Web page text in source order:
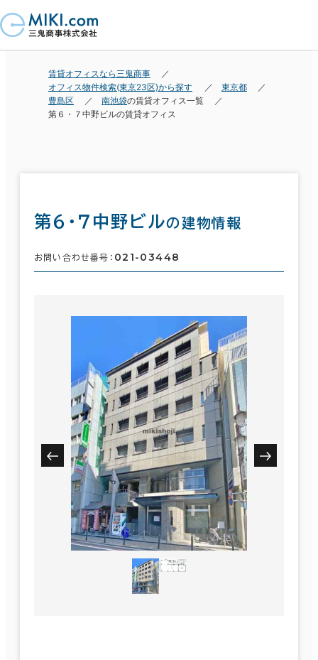
賃貸オフィスなら三鬼商事
オフィス物件検索(東京23区)から探す
東京都
豊島区
南池袋の賃貸オフィス一覧
第６・７中野ビルの賃貸オフィス
第６・７中野ビルの建物情報
お問い合わせ番号： 021-03448